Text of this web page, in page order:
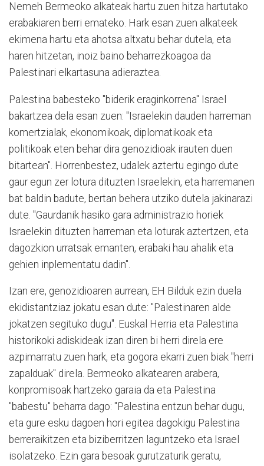
Nemeh Bermeoko alkateak hartu zuen hitza hartutako
erabakiaren berri emateko. Hark esan zuen alkateek
ekimena hartu eta ahotsa altxatu behar dutela, eta
haren hitzetan, inoiz baino beharrezkoagoa da
Palestinari elkartasuna adieraztea.
Palestina babesteko "biderik eraginkorrena" Israel
bakartzea dela esan zuen: "Israelekin dauden harreman
komertzialak, ekonomikoak, diplomatikoak eta
politikoak eten behar dira genozidioak irauten duen
bitartean". Horrenbestez, udalek aztertu egingo dute
gaur egun zer lotura dituzten Israelekin, eta harremanen
bat baldin badute, bertan behera utziko dutela jakinarazi
dute. "Gaurdanik hasiko gara administrazio horiek
Israelekin dituzten harreman eta loturak aztertzen, eta
dagozkion urratsak emanten, erabaki hau ahalik eta
gehien inplementatu dadin".
Izan ere, genozidioaren aurrean, EH Bilduk ezin duela
ekidistantziaz jokatu esan dute: "Palestinaren alde
jokatzen segituko dugu". Euskal Herria eta Palestina
historikoki adiskideak izan diren bi herri direla ere
azpimarratu zuen hark, eta gogora ekarri zuen biak "herri
zapalduak" direla. Bermeoko alkatearen arabera,
konpromisoak hartzeko garaia da eta Palestina
"babestu" beharra dago: "Palestina entzun behar dugu,
eta gure esku dagoen hori egitea dagokigu Palestina
berreraikitzen eta biziberritzen laguntzeko eta Israel
isolatzeko. Ezin gara besoak gurutzaturik geratu,